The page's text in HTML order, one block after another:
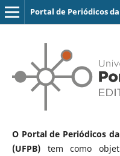
Portal de Periódicos da
O Portal de Periódicos
(UFPB)tem como